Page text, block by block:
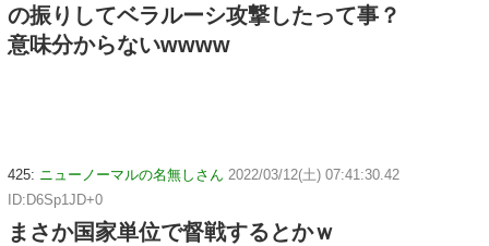
の振りしてベラルーシ攻撃したって事？
意味分からないwwww
425: ニューノーマルの名無しさん 2022/03/12(土) 07:41:30.42
ID:D6Sp1JD+0
まさか国家単位で督戦するとかｗ